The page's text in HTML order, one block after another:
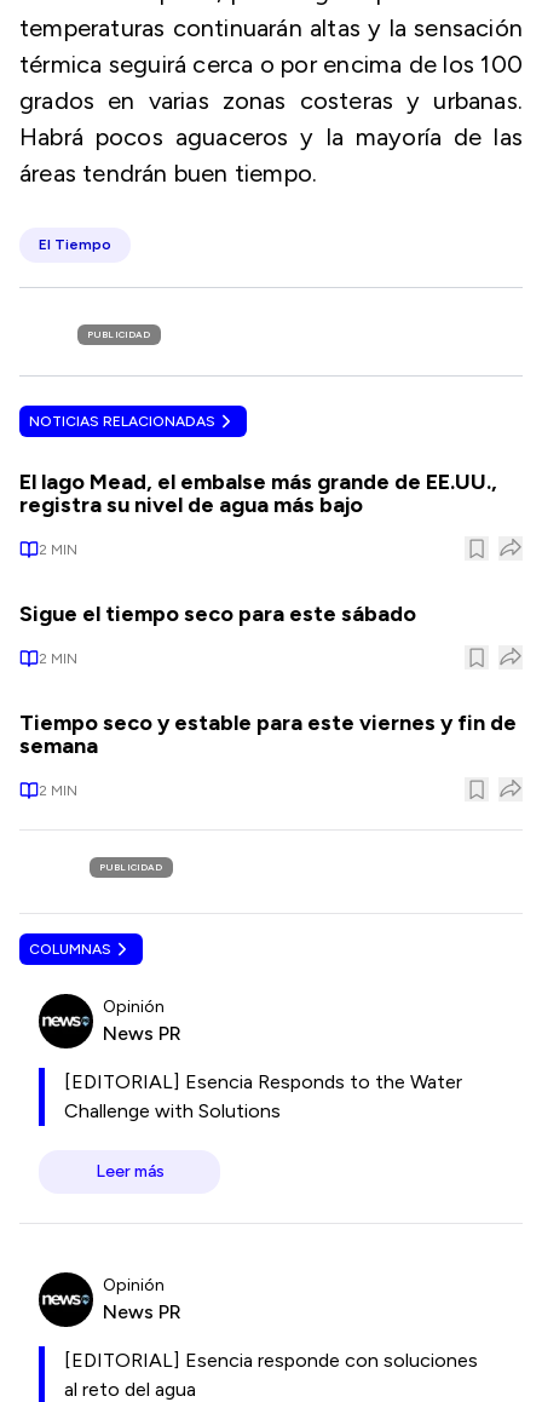
temperaturas continuarán altas y la sensación
térmica seguirá cerca o por encima de los 100
grados en varias zonas costeras y urbanas.
Habrá pocos aguaceros y la mayoría de las
áreas tendrán buen tiempo.
El Tiempo
PUBLICIDAD
NOTICIAS RELACIONADAS
El lago Mead, el embalse más grande de EE.UU.,
registra su nivel de agua más bajo
2 MIN
Sigue el tiempo seco para este sábado
2 MIN
Tiempo seco y estable para este viernes y fin de
semana
2 MIN
PUBLICIDAD
COLUMNAS
Opinión
News PR
[EDITORIAL] Esencia Responds to the Water
Challenge with Solutions
Leer más
Opinión
News PR
[EDITORIAL] Esencia responde con soluciones
al reto del agua